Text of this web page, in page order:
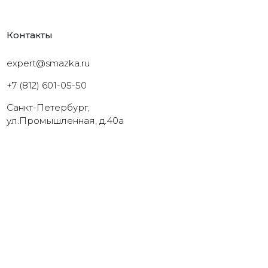
Контакты
expert@smazka.ru
+7 (812) 601-05-50
Санкт-Петербург,
ул.Промышленная, д.40а